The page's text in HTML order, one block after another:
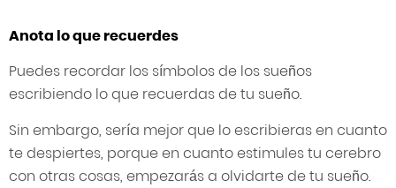
Anota lo que recuerdes
Puedes recordar los símbolos de los sueños
escribiendo lo que recuerdas de tu sueño.
Sin embargo, sería mejor que lo escribieras en cuanto
te despiertes, porque en cuanto estimules tu cerebro
con otras cosas, empezarás a olvidarte de tu sueño.